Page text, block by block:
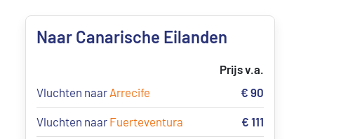
Naar Canarische Eilanden
Prijs v.a.
Vluchten naar Arrecife € 90
Vluchten naar Fuerteventura € 111